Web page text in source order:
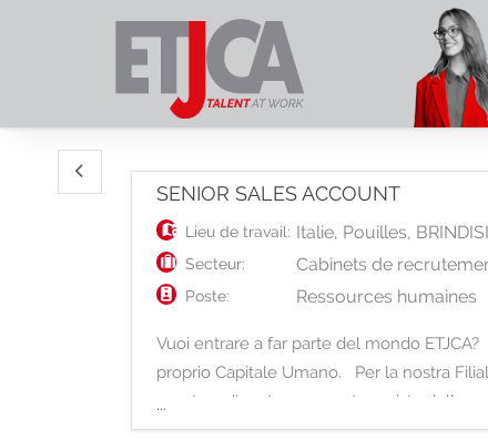
SENIOR SALES ACCOUNT
Lieu de travail: Italie, Pouilles, BRINDISI
Secteur: Cabinets de
Poste: Ressources humaines
Vuoi entrare a far parte del mondo
proprio Capitale Umano. Per la nostra
pronto a diventare un protagonista della
...